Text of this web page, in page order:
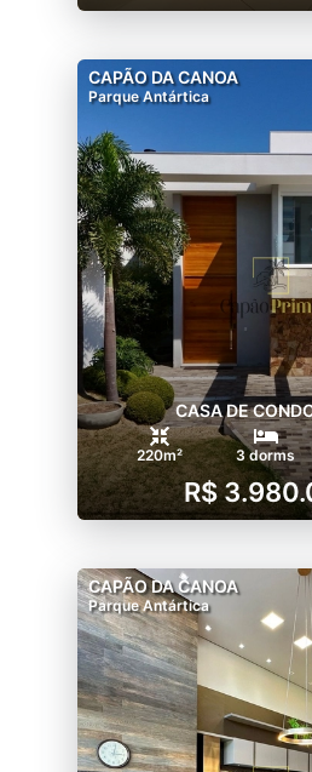
CAPÃO DA CANOA
Parque Antártica
CASA DE
220m² 3 dorms
R$
CAPÃO DA CANOA
Parque Antártica